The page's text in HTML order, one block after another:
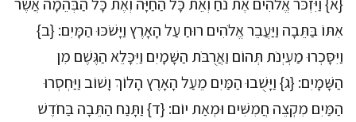
אִתּוֹ בַּתֵּבָה וַיַּעֲבֵר אֱלֹהִים רוּחַ עַל הָאָרֶץ וַיָּשֹׁכּוּ הַמָּיִם: {ב}
וַיִּסָּכְרוּ מַעְיְנֹת תְּהוֹם וַאֲרֻבֹּת הַשָּׁמָיִם וַיִּכָּלֵא הַגֶּשֶׁם מִן
הַשָּׁמָיִם: {ג} וַיָּשֻׁבוּ הַמַּיִם מֵעַל הָאָרֶץ הָלוֹךְ וָשׁוֹב וַיַּחְסְרוּ
הַמַּיִם מִקְצֵה חֲמִשִּׁים וּמְאַת יוֹם: {ד} וַתָּנַח הַתֵּבָה בַּחֹדֶשׁ